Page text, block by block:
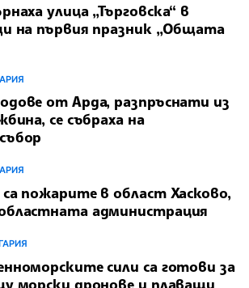
улица „Търговска“ в
на първия празник „Общата
от Арда, разпръснати из
се събраха на
пожарите в област Хасково,
администрация
сили са готови за
морски дронове и плаващи